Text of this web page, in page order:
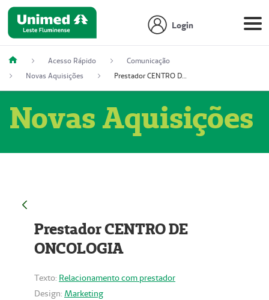
Login
Acesso Rápido
Comunicação
Novas Aquisições
Prestador CENTRO DE ONCOLOGIA
Novas Aquisições
Prestador CENTRO DE
ONCOLOGIA
Texto: Relacionamento com prestador
Design: Marketing